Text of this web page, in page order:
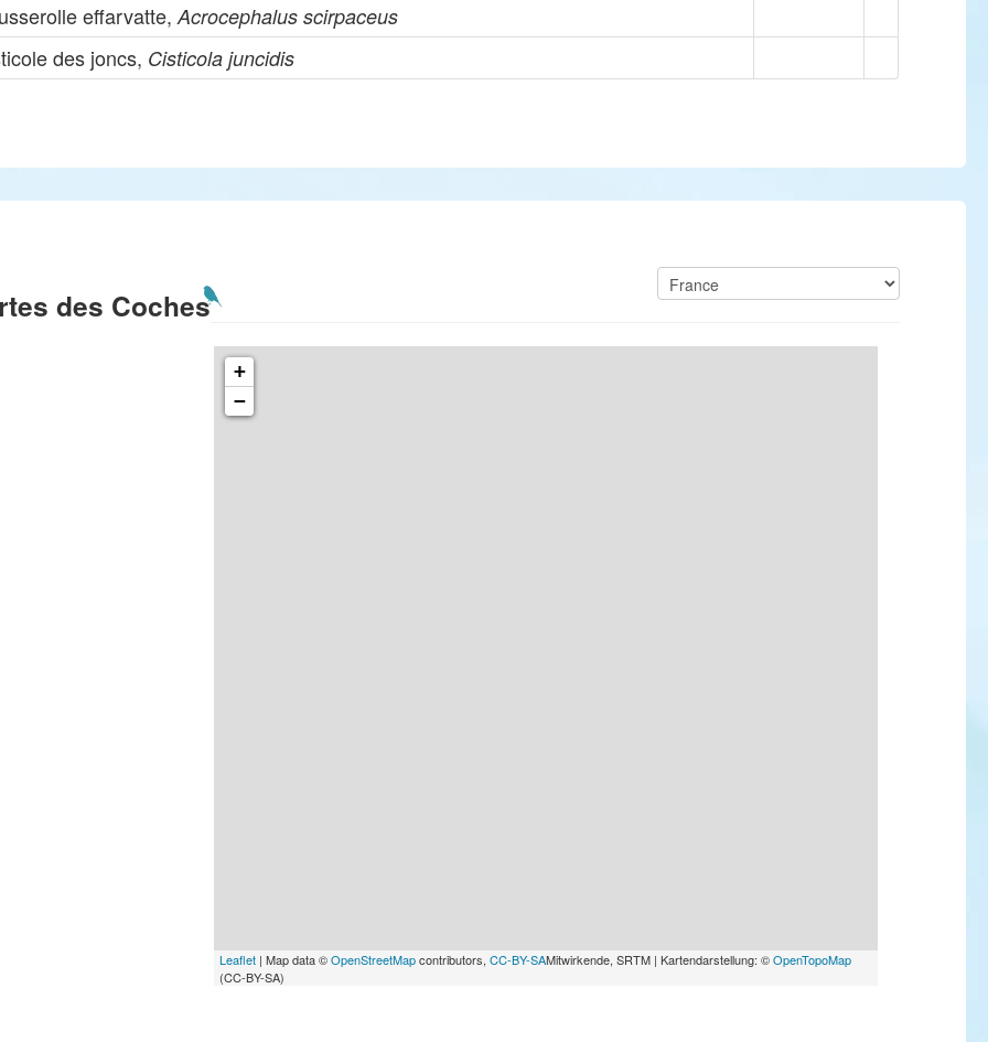
effarvatte,Acrocephalus scirpaceus
des joncs, Cisticola juncidis
des Coches
+
−
Leaflet| Map data ©OpenStreetMapcontributors, CC-BY-SAMitwirkende, SRTM | Kartendarstellung: ©OpenTopoMap
(CC-BY-SA)